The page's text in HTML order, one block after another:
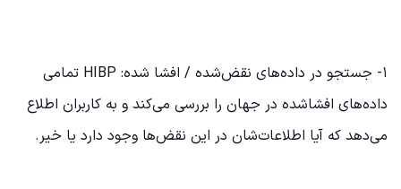
۱- جستجو در داده‌های نقض‌شده / افشا شده: HIBP تمامی
داده‌های افشاشده در جهان را بررسی می‌کند و به کاربران اطلاع
می‌دهد که آیا اطلاعات‌شان در این نقض‌ها وجود دارد یا خیر.